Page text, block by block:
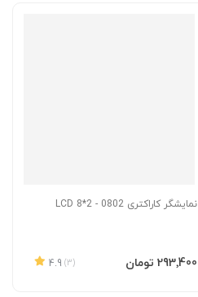
نمایشگر کاراکتری 0802 - LCD 8*2
4.9 (3) ‎293٬400 تومان
افزودن به سبد